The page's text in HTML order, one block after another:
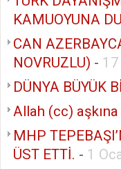
KAMUOYUNA
CAN
NOVRUZLU) -
DÜNYA BÜYÜK
Allah (cc)
MHP
ÜST ETTİ. - 1